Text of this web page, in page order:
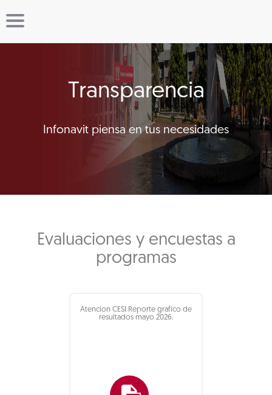
Transparencia
Infonavit piensa en tus necesidades
Evaluaciones y encuestas a
programas
Atencion CESI Reporte grafico de
resultados mayo 2026.